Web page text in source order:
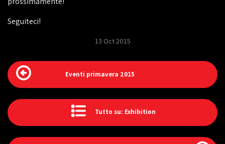
Seguiteci!
13 Oct 2015
Eventi primavera 2015
Tutto su: Exhibition